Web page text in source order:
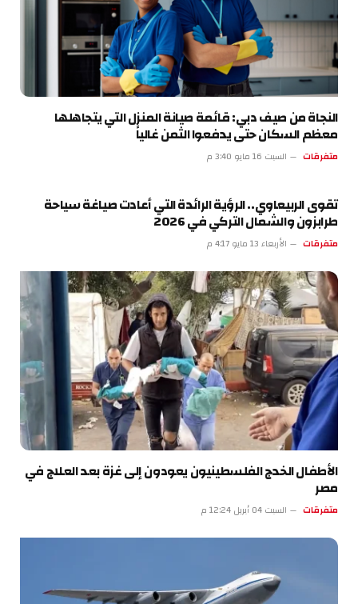
النجاة من صيف دبي: قائمة صيانة المنزل التي يتجاهلها
معظم السكان حتى يدفعوا الثمن غالياً
متفرقات السبت 16 مايو 3:40 م
تقوى الربيعاوي.. الرؤية الرائدة التي أعادت صياغة سياحة
طرابزون والشمال التركي في 2026
متفرقات الأربعاء 13 مايو 4:17 م
الأطفال الخدج الفلسطينيون يعودون إلى غزة بعد العلاج في
مصر
متفرقات السبت 04 أبريل 12:24 م